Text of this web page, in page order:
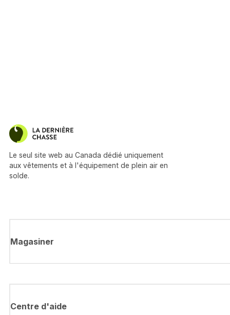
Le seul site web au Canada dédié uniquement
aux vêtements et à l'équipement de plein air en
solde.
Magasiner
Centre d'aide